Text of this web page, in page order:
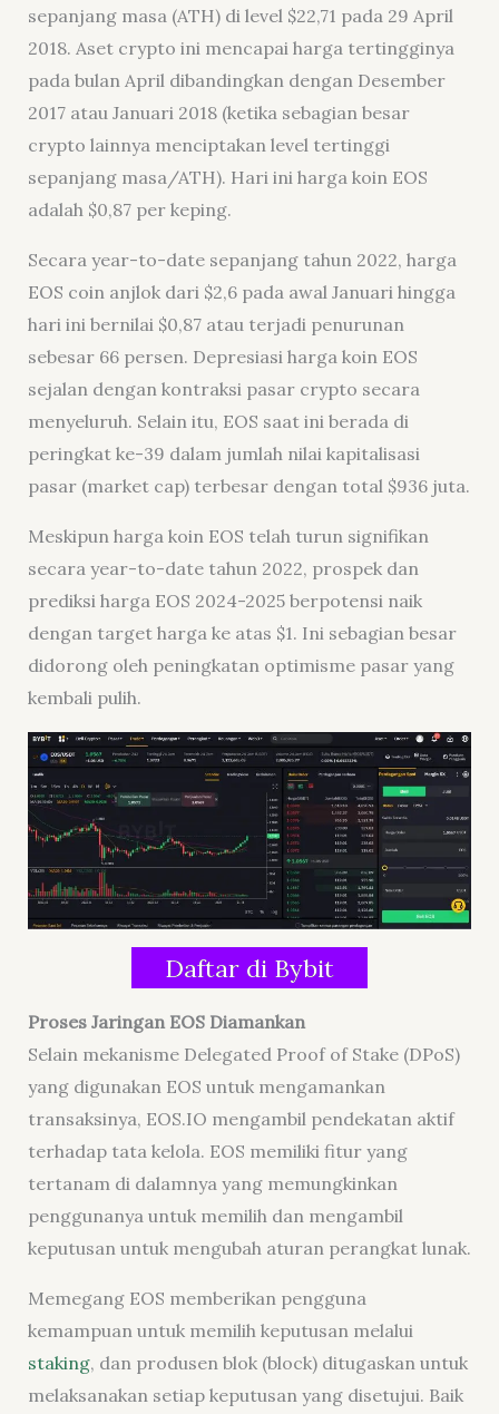
sepanjang masa (ATH) di level $22,71 pada 29 April
2018. Aset crypto ini mencapai harga tertingginya
pada bulan April dibandingkan dengan Desember
2017 atau Januari 2018 (ketika sebagian besar
crypto lainnya menciptakan level tertinggi
sepanjang masa/ATH). Hari ini harga koin EOS
adalah $0,87 per keping.
Secara year-to-date sepanjang tahun 2022, harga
EOS coin anjlok dari $2,6 pada awal Januari hingga
hari ini bernilai $0,87 atau terjadi penurunan
sebesar 66 persen. Depresiasi harga koin EOS
sejalan dengan kontraksi pasar crypto secara
menyeluruh. Selain itu, EOS saat ini berada di
peringkat ke-39 dalam jumlah nilai kapitalisasi
pasar (market cap) terbesar dengan total $936 juta.
Meskipun harga koin EOS telah turun signifikan
secara year-to-date tahun 2022, prospek dan
prediksi harga EOS 2024-2025 berpotensi naik
dengan target harga ke atas $1. Ini sebagian besar
didorong oleh peningkatan optimisme pasar yang
kembali pulih.
Daftar di Bybit
Proses Jaringan EOS Diamankan
Selain mekanisme Delegated Proof of Stake(DPoS)
yang digunakan EOS untuk mengamankan
transaksinya, EOS.IO mengambil pendekatan aktif
terhadap tata kelola. EOS memiliki fitur yang
tertanam di dalamnya yang memungkinkan
penggunanya untuk memilih dan mengambil
keputusan untuk mengubah aturan perangkat lunak.
Memegang EOS memberikan pengguna
kemampuan untuk memilih keputusan melalui
staking, dan produsen blok (block) ditugaskan untuk
melaksanakan setiap keputusan yang disetujui. Baik